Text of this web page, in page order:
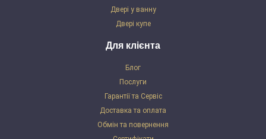
Двері у ванну
Двері купе
Для клієнта
Блог
Послуги
Гарантії та Сервіс
Доставка та оплата
Обмін та повернення